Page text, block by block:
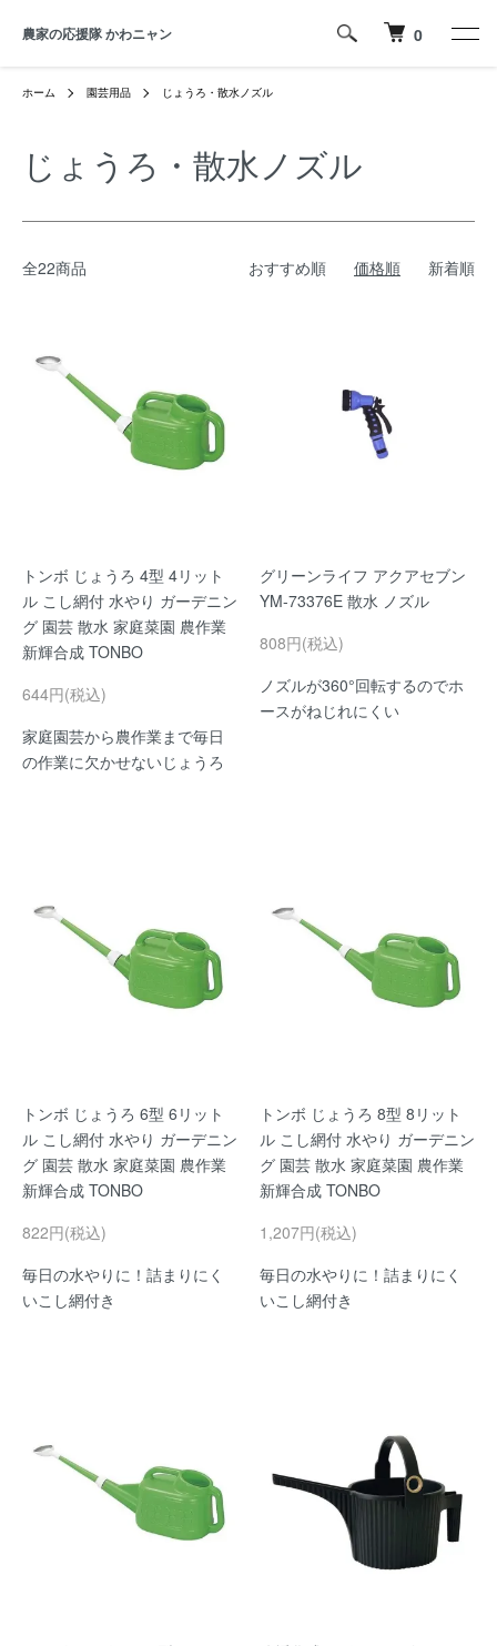
農家の応援隊 かわニャン 0
ホーム 園芸用品 じょうろ・散水ノズル
じょうろ・散水ノズル
全22商品 おすすめ順 価格順 新着順
トンボ じょうろ 4型 4リット
ル こし網付 水やり ガーデニン
グ 園芸 散水 家庭菜園 農作業
新輝合成 TONBO
644円(税込)
家庭園芸から農作業まで毎日
の作業に欠かせないじょうろ
グリーンライフ アクアセブン
YM-73376E 散水 ノズル
808円(税込)
ノズルが360°回転するのでホ
ースがねじれにくい
トンボ じょうろ 6型 6リット
ル こし網付 水やり ガーデニン
グ 園芸 散水 家庭菜園 農作業
新輝合成 TONBO
822円(税込)
毎日の水やりに！詰まりにく
いこし網付き
トンボ じょうろ 8型 8リット
ル こし網付 水やり ガーデニン
グ 園芸 散水 家庭菜園 農作業
新輝合成 TONBO
1,207円(税込)
毎日の水やりに！詰まりにく
いこし網付き